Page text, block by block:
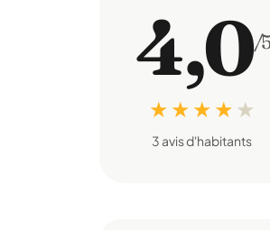
4,0/5
★ ★ ★ ★ ★
3 avis d'habitants